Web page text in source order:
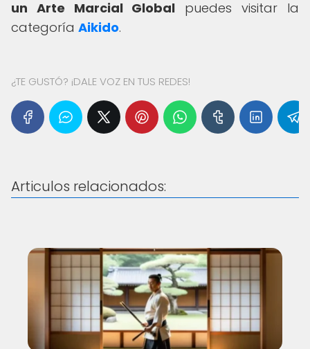
un Arte Marcial Global puedes visitar la
categoría Aikido.
¿TE GUSTÓ? ¡DALE VOZ EN TUS REDES!
Articulos relacionados: